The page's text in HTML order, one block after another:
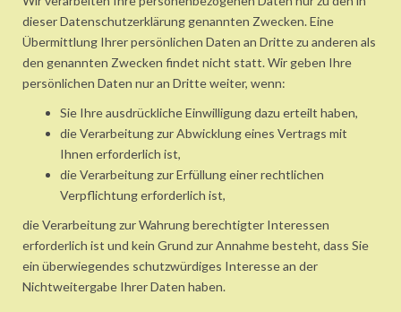
dieser Datenschutzerklärung genannten Zwecken. Eine
Übermittlung Ihrer persönlichen Daten an Dritte zu anderen als
den genannten Zwecken findet nicht statt. Wir geben Ihre
persönlichen Daten nur an Dritte weiter, wenn:
Sie Ihre ausdrückliche Einwilligung dazu erteilt haben,
die Verarbeitung zur Abwicklung eines Vertrags mit
Ihnen erforderlich ist,
die Verarbeitung zur Erfüllung einer rechtlichen
Verpflichtung erforderlich ist,
die Verarbeitung zur Wahrung berechtigter Interessen
erforderlich ist und kein Grund zur Annahme besteht, dass Sie
ein überwiegendes schutzwürdiges Interesse an der
Nichtweitergabe Ihrer Daten haben.